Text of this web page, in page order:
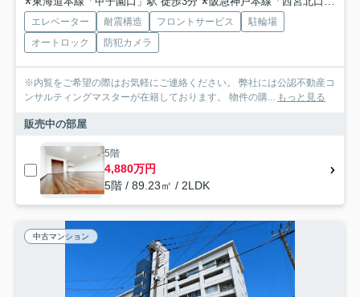
エレベーター 耐震構造 フロントサービス
駐輪場
オートロック
防犯カメラ
※内覧をご希望の際はお気軽にご連絡ください。 弊社には公認不動産コ
ンサルティングマスターが在籍しております。 物件の購... もっと見る
販売中の部屋
5階
4,880万円
5階 / 89.23㎡ / 2LDK
中古マンション